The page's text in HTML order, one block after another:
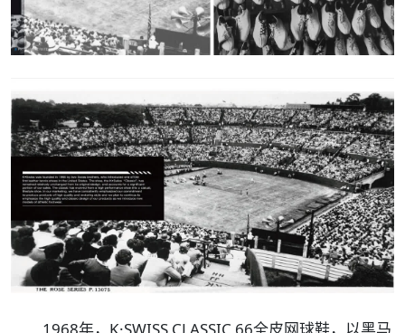
1968年，K·SWISS CLASSIC 66全皮网球鞋，以黑马